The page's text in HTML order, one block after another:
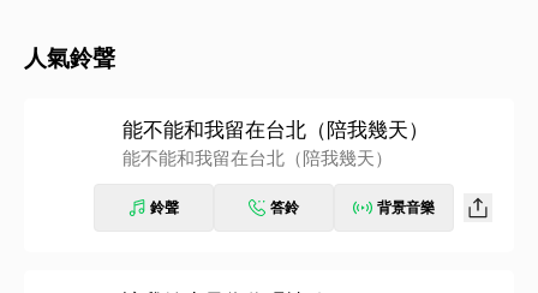
人氣鈴聲
能不能和我留在台北（陪我幾天）
能不能和我留在台北（陪我幾天）
鈴聲 答鈴 背景音樂